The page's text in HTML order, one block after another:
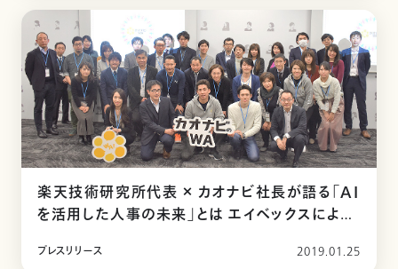
楽天技術研究所代表 × カオナビ社長が語る「AI
を活用した人事の未来」とは エイベックスによる
プレスリリース 2019.01.25